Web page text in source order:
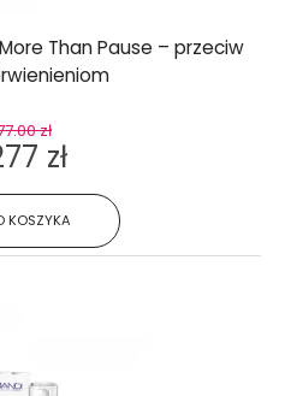
Than Pause – przeciw
KOSZYKA
zł
zł